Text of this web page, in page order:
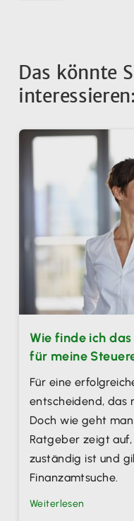
Das könnte
interessieren:
Wie finde ich
für meine
Für eine
entscheidend, das
Doch wie geht
Ratgeber zeigt
zuständig ist und
Finanzamtsuche.
Weiterlesen